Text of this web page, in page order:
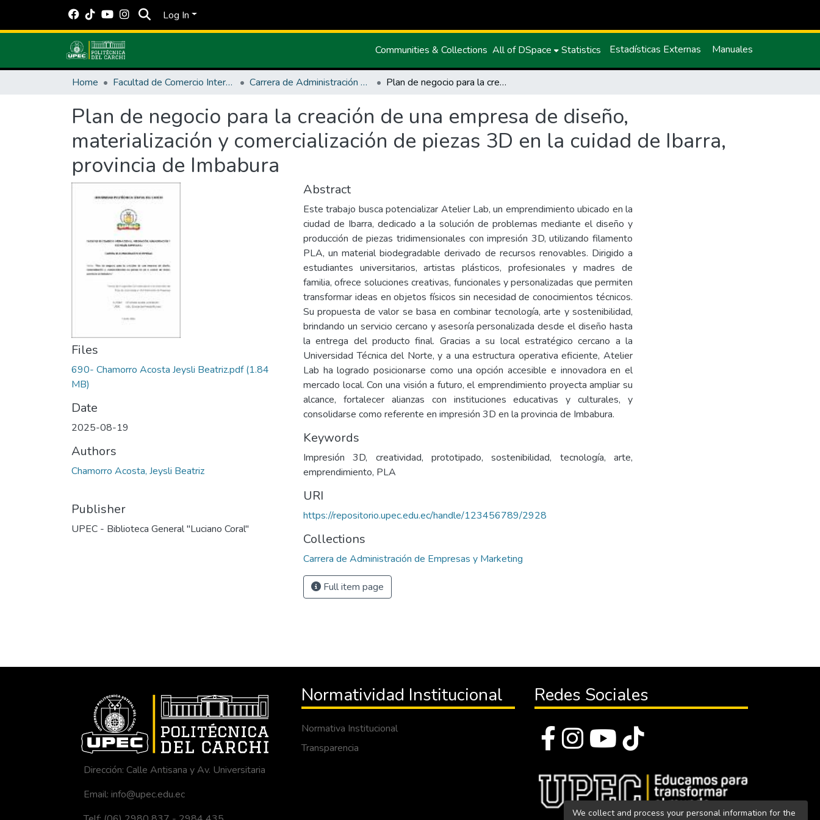
Log In
Communities & Collections All of DSpace Statistics Estadísticas Externas Manuales
Home Facultad de Comercio Internacional, Integración, Administración y Economía Empresarial Carrera de Administración de Empresas y Marketing Plan de negocio para la creación de una empresa de diseño, materialización y comercialización de piezas 3D en la cuidad de Ibarra, provincia de Imbabura
Plan de negocio para la creación de una empresa de diseño,
materialización y comercialización de piezas 3D en la cuidad de Ibarra,
provincia de Imbabura
Files
690- Chamorro Acosta Jeysli Beatriz.pdf(1.84
MB)
Date
2025-08-19
Authors
Chamorro Acosta, Jeysli Beatriz
Publisher
UPEC - Biblioteca General "Luciano Coral"
Abstract
Este trabajo busca potencializar Atelier Lab, un emprendimiento ubicado en la
ciudad de Ibarra, dedicado a la solución de problemas mediante el diseño y
producción de piezas tridimensionales con impresión 3D, utilizando filamento
PLA, un material biodegradable derivado de recursos renovables. Dirigido a
estudiantes universitarios, artistas plásticos, profesionales y madres de
familia, ofrece soluciones creativas, funcionales y personalizadas que permiten
transformar ideas en objetos físicos sin necesidad de conocimientos técnicos.
Su propuesta de valor se basa en combinar tecnología, arte y sostenibilidad,
brindando un servicio cercano y asesoría personalizada desde el diseño hasta
la entrega del producto final. Gracias a su local estratégico cercano a la
Universidad Técnica del Norte, y a una estructura operativa eficiente, Atelier
Lab ha logrado posicionarse como una opción accesible e innovadora en el
mercado local. Con una visión a futuro, el emprendimiento proyecta ampliar su
alcance, fortalecer alianzas con instituciones educativas y culturales, y
consolidarse como referente en impresión 3D en la provincia de Imbabura.
Keywords
Impresión 3D, creatividad, prototipado, sostenibilidad, tecnología, arte,
emprendimiento, PLA
URI
https://repositorio.upec.edu.ec/handle/123456789/2928
Collections
Carrera de Administración de Empresas y Marketing
Full item page
Dirección: Calle Antisana y Av. Universitaria
Email: info@upec.edu.ec
Normatividad Institucional
Normativa Institucional
Transparencia
Redes Sociales
We collect and process your personal information for the